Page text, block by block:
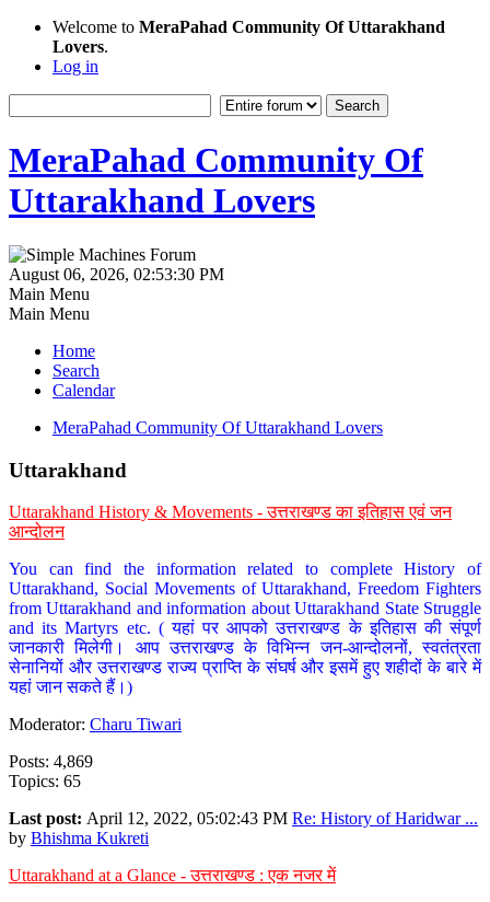
Welcome to MeraPahad Community Of Uttarakhand
Lovers.
Log in
MeraPahad Community Of
Uttarakhand Lovers
August 06, 2026, 02:53:30 PM
Main Menu
Main Menu
Home
Search
Calendar
MeraPahad Community Of Uttarakhand Lovers
Uttarakhand
Uttarakhand History & Movements - उत्तराखण्ड का इतिहास एवं जन
आन्दोलन
You can find the information related to complete History of
Uttarakhand, Social Movements of Uttarakhand, Freedom Fighters
from Uttarakhand and information about Uttarakhand State Struggle
and its Martyrs etc. ( यहां पर आपको उत्तराखण्ड के इतिहास की संपूर्ण
जानकारी मिलेगी। आप उत्तराखण्ड के विभिन्न जन-आन्दोलनों, स्वतंत्रता
सेनानियों और उत्तराखण्ड राज्य प्राप्ति के संघर्ष और इसमें हुए शहीदों के बारे में
यहां जान सकते हैं।)
Moderator: Charu Tiwari
Posts: 4,869
Topics: 65
Last post: April 12, 2022, 05:02:43 PM Re: History of Haridwar ...
by Bhishma Kukreti
Uttarakhand at a Glance - उत्तराखण्ड : एक नजर में